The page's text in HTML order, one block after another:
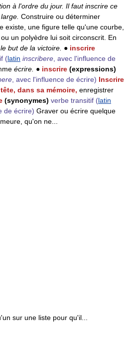
à l'ordre du jour. Il faut inscrire ce
Construire ou déterminer
existe, une figure telle qu'une courbe,
un polyèdre lui soit circonscrit. En
but de la victoire. ● inscrire
(latin inscribere , avec l'influence de
écrire. ● inscrire (expressions)
, avec l'influence de écrire) Inscrire
dans sa mémoire, enregistrer
(synonymes) verbe transitif (latin
de écrire) Graver ou écrire quelque
qu'on ne...
sur une liste pour qu'il...